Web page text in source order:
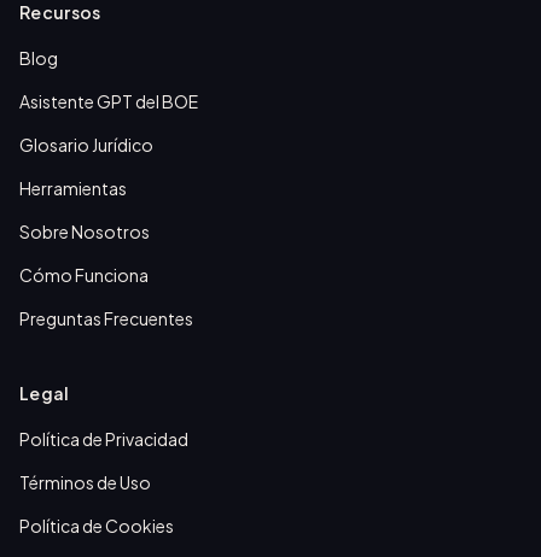
Recursos
Blog
Asistente GPT del BOE
Glosario Jurídico
Herramientas
Sobre Nosotros
Cómo Funciona
Preguntas Frecuentes
Legal
Política de Privacidad
Términos de Uso
Política de Cookies